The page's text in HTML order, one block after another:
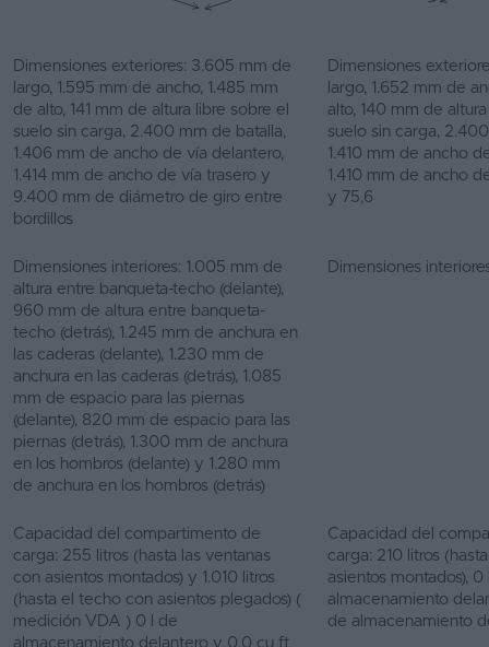
Dimensiones exteriores: 3.605 mm de
largo, 1.595 mm de ancho, 1.485 mm
de alto, 141 mm de altura libre sobre el
suelo sin carga, 2.400 mm de batalla,
1.406 mm de ancho de vía delantero,
1.414 mm de ancho de vía trasero y
9.400 mm de diámetro de giro entre
bordillos
Dimensiones
largo, 1.652 mm de
alto, 140 mm de
suelo sin carga,
1.410 mm de ancho
1.410 mm de ancho
y 75,6
Dimensiones interiores: 1.005 mm de
altura entre banqueta-techo (delante),
960 mm de altura entre banqueta-
techo (detrás), 1.245 mm de anchura en
las caderas (delante), 1.230 mm de
anchura en las caderas (detrás), 1.085
mm de espacio para las piernas
(delante), 820 mm de espacio para las
piernas (detrás), 1.300 mm de anchura
en los hombros (delante) y 1.280 mm
de anchura en los hombros (detrás)
Dimensiones
Capacidad del compartimento de
carga: 255 litros (hasta las ventanas
con asientos montados) y 1.010 litros
(hasta el techo con asientos plegados) (
medición VDA ) 0 l de
almacenamiento delantero y 0,0 cu ft
Capacidad del
carga: 210 litros
asientos montados), 0
almacenamiento
de almacenamiento